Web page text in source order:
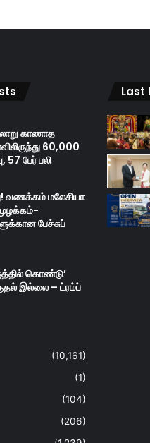
காணாத
60,000
57 பேர் பலி
வணக்கம் மலேசியா
பேச்சுப்
கொண்டு’
இல்லை – ட்ரம்ப்
(10,161)
(1)
(104)
(206)
Last